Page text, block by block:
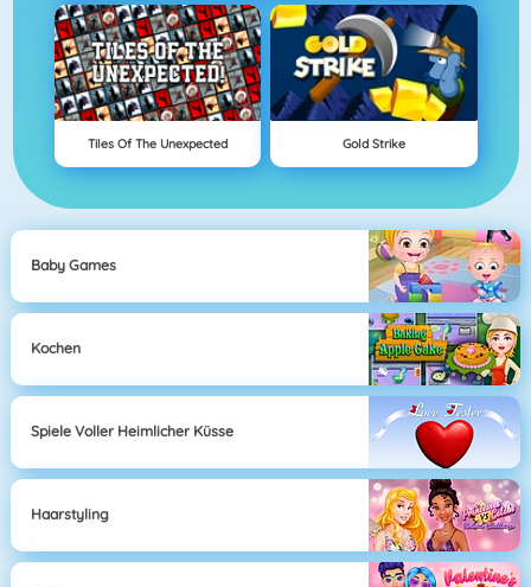
Tiles Of The Unexpected Gold Strike
Baby Games
Kochen
Spiele Voller Heimlicher Küsse
Haarstyling